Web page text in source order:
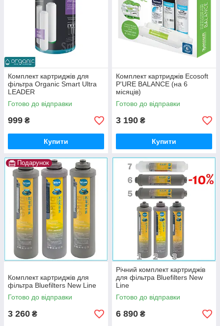
Комплект картриджів для
фільтра Organic Smart Ultra
LEADER
Готово до відправки
999 ₴
Купити
Комплект картриджів Ecosoft
P'URE BALANCE (на 6
місяців)
Готово до відправки
3 190 ₴
Купити
Подарунок
Комплект картриджів для
фільтра Bluefilters New Line
Готово до відправки
3 260 ₴
Річний комплект картриджів
для фільтра Bluefilters New
Line
Готово до відправки
6 890 ₴